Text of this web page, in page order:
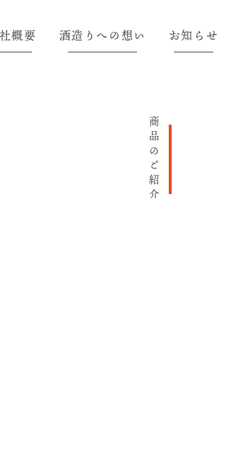
概要 酒造りへの想い お知らせ
商品のご紹介